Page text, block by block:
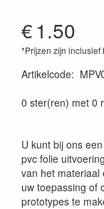
€1.50
*Prijzen zijn inclusief
Artikelcode:
0 ster(ren) met 0
U kunt bij ons
pvc folie
van het materiaal
uw toepassing of
prototypes te